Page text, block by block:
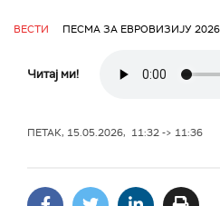
ВЕСТИ ПЕСМА ЗА ЕВРОВИЗИЈУ 2026
Читај ми!
ПЕТАК, 15.05.2026, 11:32 -> 11:36